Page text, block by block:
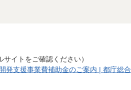
イトをご確認ください）
発支援事業費補助金のご案内 | 都庁総